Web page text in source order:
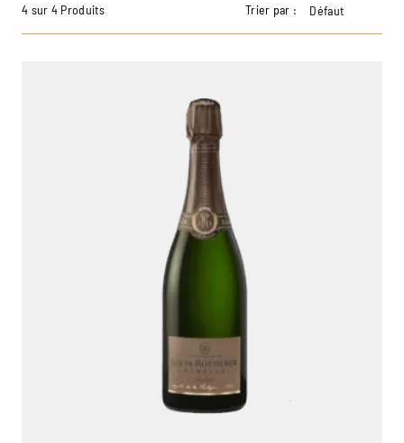
4 sur 4 Produits Trier par : Défaut